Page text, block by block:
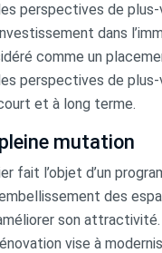
perspectives de plus-
dans
comme un
perspectives de plus-
et à long terme.
mutation
fait l’objet d’un
des
son
vise à